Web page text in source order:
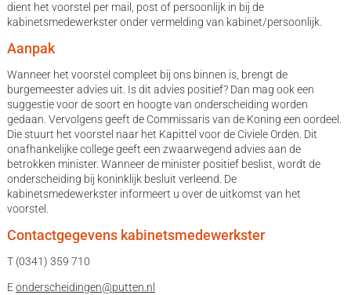
dient het voorstel per mail, post of persoonlijk in bij de
kabinetsmedewerkster onder vermelding van kabinet/persoonlijk.
Aanpak
Wanneer het voorstel compleet bij ons binnen is, brengt de
burgemeester advies uit. Is dit advies positief? Dan mag ook een
suggestie voor de soort en hoogte van onderscheiding worden
gedaan. Vervolgens geeft de Commissaris van de Koning een oordeel.
Die stuurt het voorstel naar het Kapittel voor de Civiele Orden. Dit
onafhankelijke college geeft een zwaarwegend advies aan de
betrokken minister. Wanneer de minister positief beslist, wordt de
onderscheiding bij koninklijk besluit verleend. De
kabinetsmedewerkster informeert u over de uitkomst van het
voorstel.
Contactgegevens kabinetsmedewerkster
T (0341) 359 710
Eonderscheidingen@putten.nl